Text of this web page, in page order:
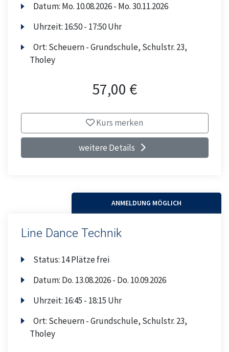
Datum: Mo. 10.08.2026 - Mo.30.11.2026
Uhrzeit: 16:50 - 17:50 Uhr
Ort: Scheuern - Grundschule, Schulstr. 23,
Tholey
57,00 €
Kurs merken
weitere Details
ANMELDUNG MÖGLICH
Line Dance Technik
Status: 14 Plätze frei
Datum: Do. 13.08.2026 - Do. 10.09.2026
Uhrzeit: 16:45 - 18:15 Uhr
Ort: Scheuern - Grundschule, Schulstr. 23,
Tholey